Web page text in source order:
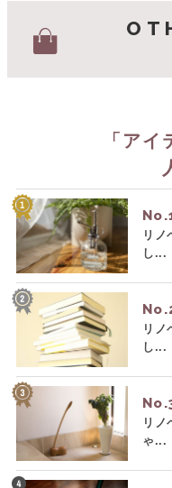
「 アイ
No.
リノ
し...
No.
リノ
し...
No.
リノ
ゃ...